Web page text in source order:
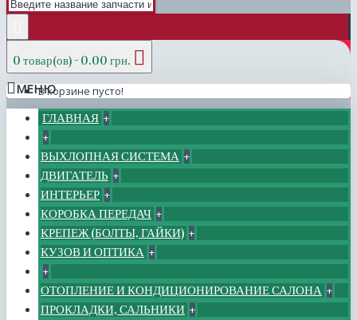
0 товар(ов) - 0.00 грн.
В корзине пусто!
МЕНЮ
ГЛАВНАЯ +
+
ВЫХЛОПНАЯ СИСТЕМА +
ДВИГАТЕЛЬ +
ИНТЕРЬЕР +
КОРОБКА ПЕРЕДАЧ +
КРЕПЕЖ (БОЛТЫ, ГАЙКИ) +
КУЗОВ И ОПТИКА +
+
ОТОПЛЕНИЕ И КОНДИЦИОНИРОВАНИЕ САЛОНА +
ПРОКЛАДКИ, САЛЬНИКИ +